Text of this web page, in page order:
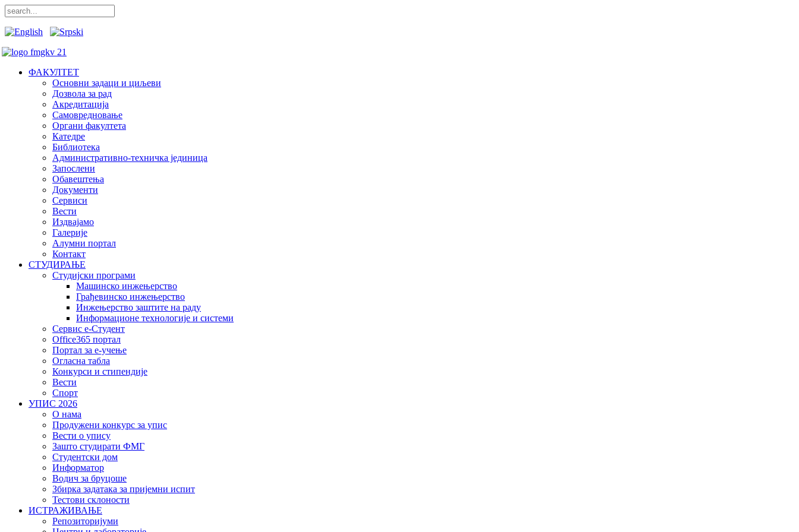
ФАКУЛТЕТ
Основни задаци и циљеви
Дозвола за рад
Акредитација
Самовредновање
Органи факултета
Катедре
Библиотека
Административно-техничка јединица
Запослени
Обавештења
Документи
Сервиси
Вести
Издвајамо
Галерије
Алумни портал
Контакт
СТУДИРАЊЕ
Студијски програми
Машинско инжењерство
Грађевинско инжењерство
Инжењерство заштите на раду
Информационе технологије и системи
Сервис е-Студент
Office365 портал
Портал за е-учење
Огласна табла
Конкурси и стипендије
Вести
Спорт
УПИС 2026
О нама
Продужени конкурс за упис
Вести о упису
Зашто студирати ФМГ
Студентски дом
Информатор
Водич за бруцоше
Збиркa задатака за пријемни испит
Тестови склоности
ИСТРАЖИВАЊЕ
Репозиторијуми